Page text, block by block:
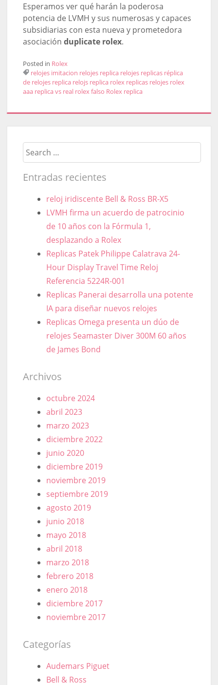
Esperamos ver qué harán la poderosa
potencia de LVMH y sus numerosas y capaces
subsidiarias con esta nueva y prometedora
asociación duplicate rolex.
Posted in Rolex
relojes imitacion relojes replica relojes replicas réplica
de relojes replica relojs replica rolex replicas relojes rolex
aaa replica vs real rolex falso Rolex replica
Search
Entradas recientes
reloj iridiscente Bell & Ross BR-X5
LVMH firma un acuerdo de patrocinio
de 10 años con la Fórmula 1,
desplazando a Rolex
Replicas Patek Philippe Calatrava 24-
Hour Display Travel Time Reloj
Referencia 5224R-001
Replicas Panerai desarrolla una potente
IA para diseñar nuevos relojes
Replicas Omega presenta un dúo de
relojes Seamaster Diver 300M 60 años
de James Bond
Archivos
octubre 2024
abril 2023
marzo 2023
diciembre 2022
junio 2020
diciembre 2019
noviembre 2019
septiembre 2019
agosto 2019
junio 2018
mayo 2018
abril 2018
marzo 2018
febrero 2018
enero 2018
diciembre 2017
noviembre 2017
Categorías
Audemars Piguet
Bell & Ross